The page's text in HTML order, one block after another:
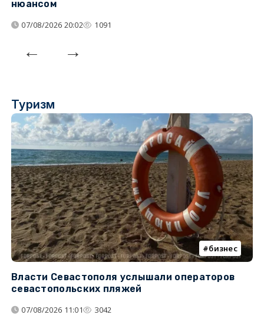
нюансом
07/08/2026 20:02 1091
Туризм
бизнес
Власти Севастополя услышали операторов
севастопольских пляжей
07/08/2026 11:01 3042